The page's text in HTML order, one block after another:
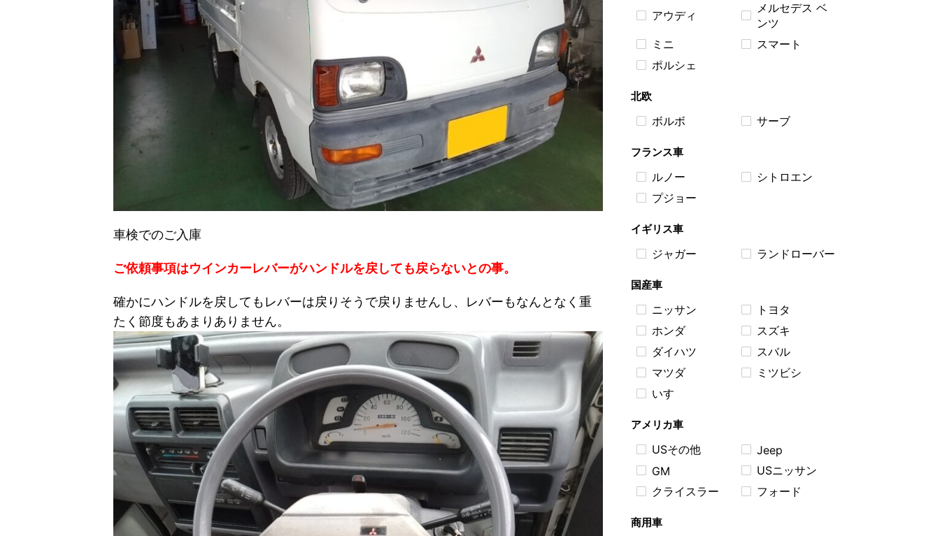
車検でのご入庫
ご依頼事項はウインカーレバーがハンドルを戻しても戻らないとの事。
確かにハンドルを戻してもレバーは戻りそうで戻りませんし、レバーもなんとなく重
たく節度もあまりありません。
アウディ
メルセデス ベ
ンツ
ミニ
スマート
ポルシェ
北欧
ボルボ サーブ
フランス車
ルノー
シトロエン
プジョー
イギリス車
ジャガー ランドローバー
国産車
ニッサン
トヨタ
ホンダ
スズキ
ダイハツ
スバル
マツダ
ミツビシ
いすゞ
アメリカ車
USその他
Jeep
GM
USニッサン
クライスラー
フォード
商用車